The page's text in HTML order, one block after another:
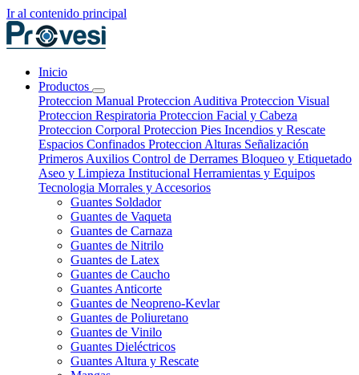
Ir al contenido principal
Inicio
Productos
Proteccion Manual Proteccion Auditiva Proteccion Visual
Proteccion Respiratoria Proteccion Facial y Cabeza
Proteccion Corporal Proteccion Pies Incendios y Rescate
Espacios Confinados Proteccion Alturas Señalización
Primeros Auxilios Control de Derrames Bloqueo y Etiquetado
Aseo y Limpieza Institucional Herramientas y Equipos
Tecnologia Morrales y Accesorios
Guantes Soldador
Guantes de Vaqueta
Guantes de Carnaza
Guantes de Nitrilo
Guantes de Latex
Guantes de Caucho
Guantes Anticorte
Guantes de Neopreno-Kevlar
Guantes de Poliuretano
Guantes de Vinilo
Guantes Dieléctricos
Guantes Altura y Rescate